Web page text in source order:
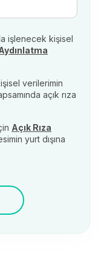
işlenecek kişisel
verilerimin
açık rıza
Açık Rıza
yurt dışına